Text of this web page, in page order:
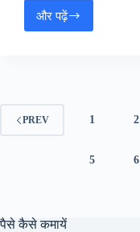
और पढ़ेंITBP
ट्रेड्समेन
PREV 1 2
5 6
पैसे कैसे कमायें